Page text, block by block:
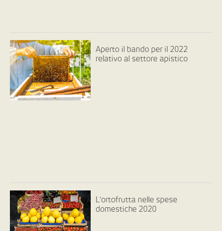
Aperto il bando per il 2022
relativo al settore apistico
L’ortofrutta nelle spese
domestiche 2020